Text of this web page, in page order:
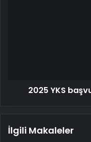
2025 YKS
İlgili Makaleler